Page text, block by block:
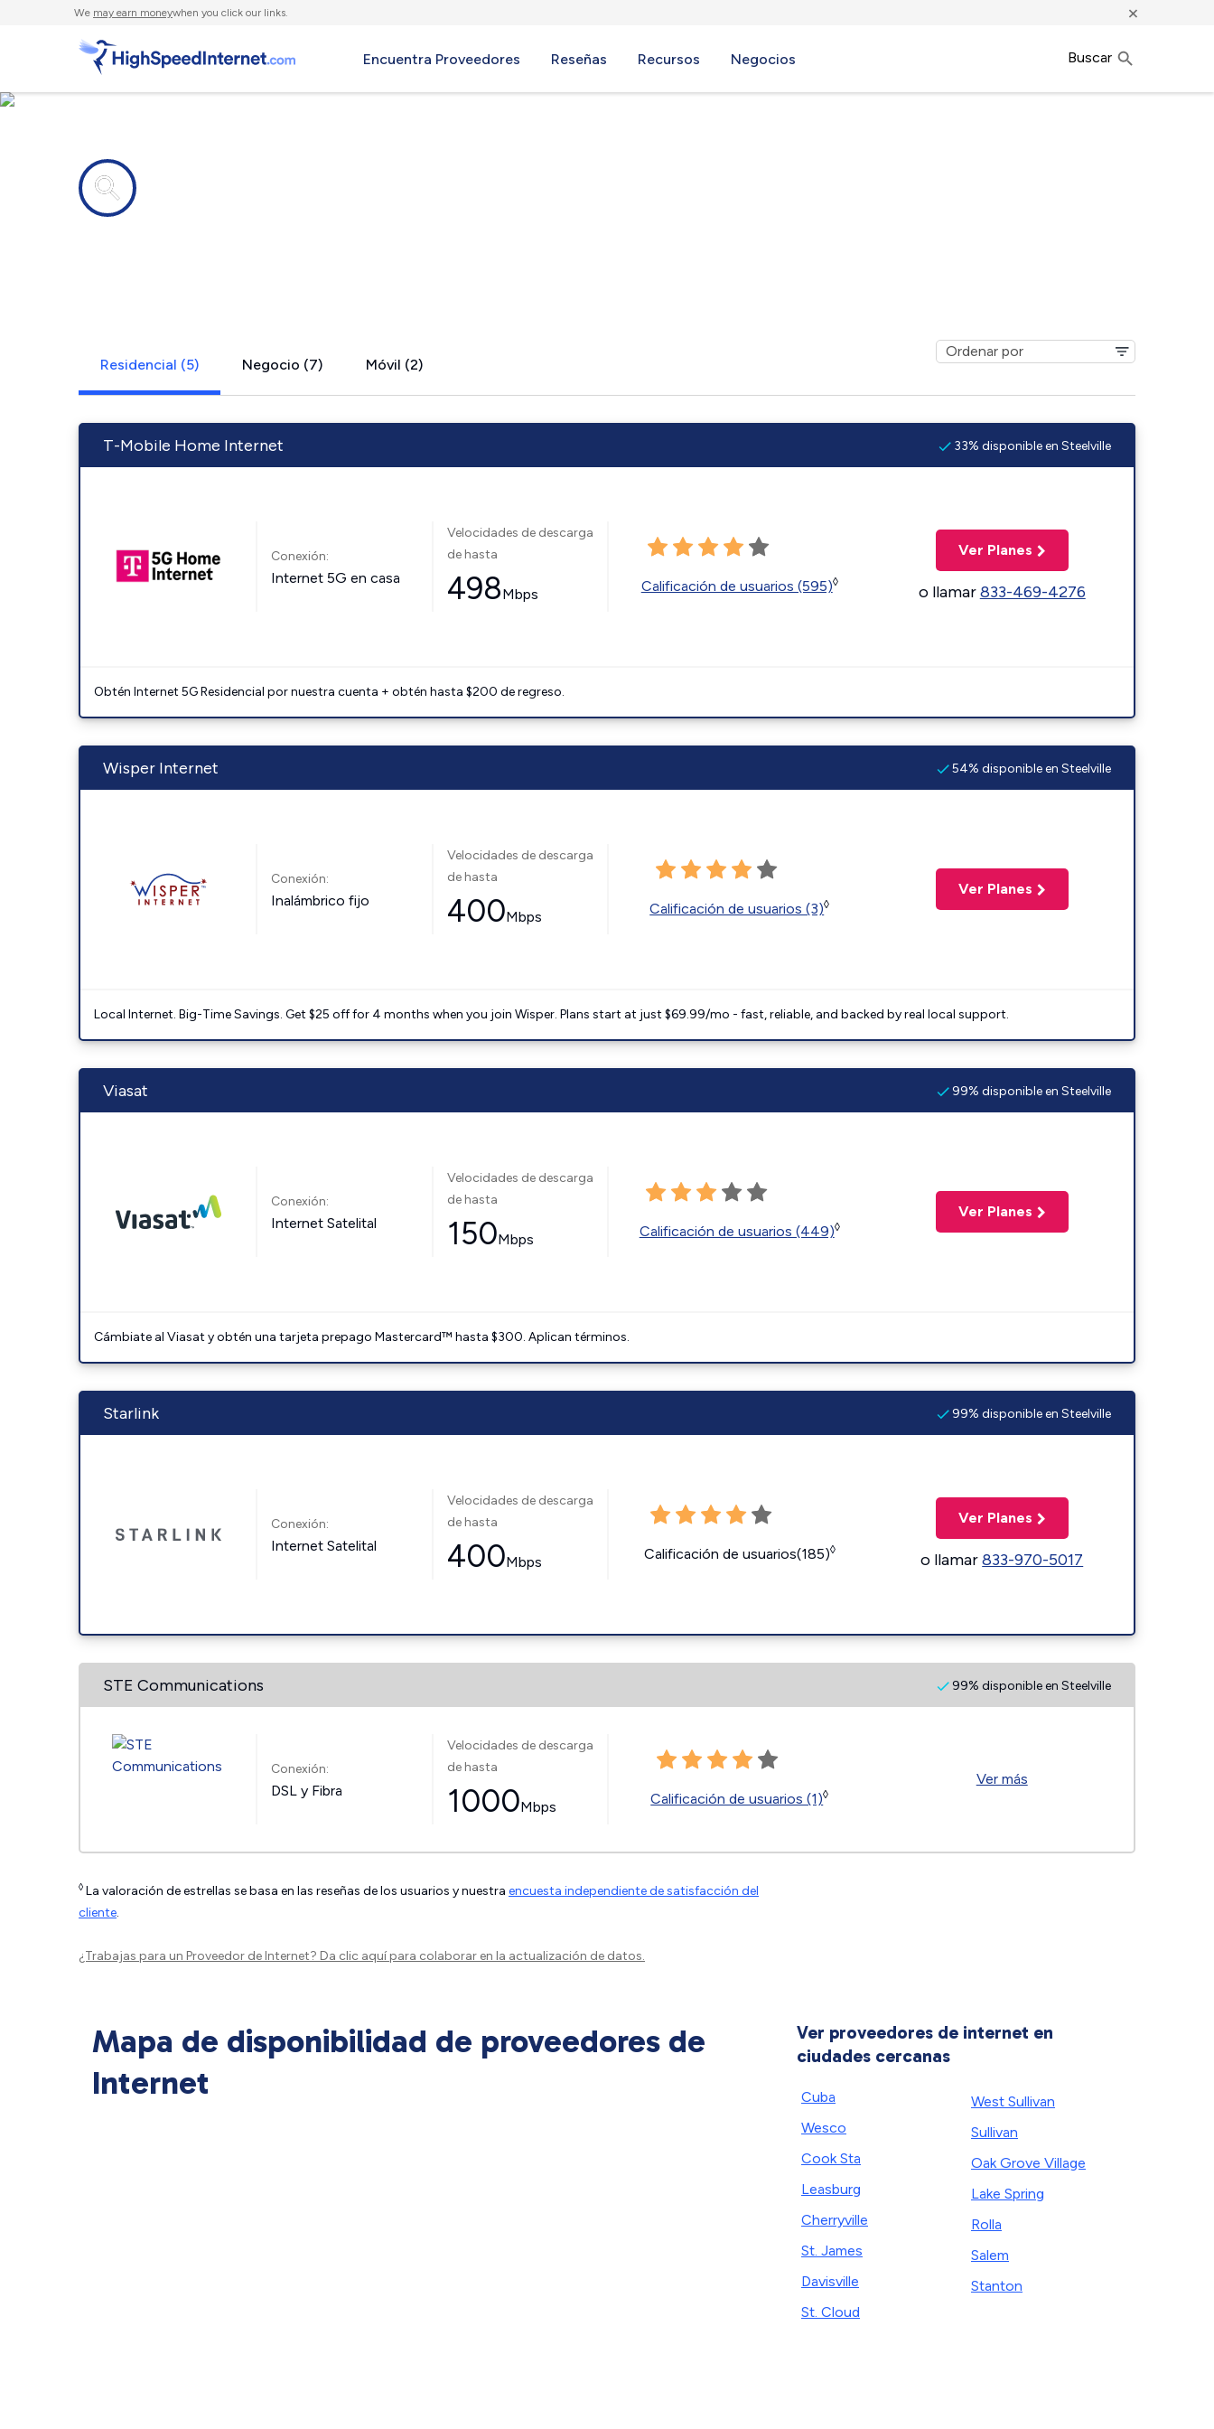
We may earn moneywhen you click our links. ×
Encuentra Proveedores Reseñas Recursos Negocios Buscar
Residencial (5) Negocio (7) Móvil (2)
T-Mobile Home Internet 33% disponible en Steelville
Conexión:
Internet 5G en casa
Velocidades de descarga
de hasta
498Mbps Calificación de usuarios (595)◊
Ver Planes
o llamar833-469-4276
Obtén Internet 5G Residencial por nuestra cuenta + obtén hasta $200 de regreso.
Wisper Internet 54% disponible en Steelville
Conexión:
Inalámbrico fijo
Velocidades de descarga
de hasta
400Mbps Calificación de usuarios (3)◊
Ver Planes
Local Internet. Big-Time Savings. Get $25 off for 4 months when you join Wisper. Plans start at just $69.99/mo - fast, reliable, and backed by real local support.
Viasat 99% disponible en Steelville
Conexión:
Internet Satelital
Velocidades de descarga
de hasta
150Mbps Calificación de usuarios (449)◊
Ver Planes
Cámbiate al Viasat y obtén una tarjeta prepago Mastercard™ hasta $300. Aplican términos.
Starlink 99% disponible en Steelville
Conexión:
Internet Satelital
Velocidades de descarga
de hasta
400Mbps Calificación de usuarios(185)◊
Ver Planes
o llamar833-970-5017
STE Communications 99% disponible en Steelville
Conexión:
DSL y Fibra
Velocidades de descarga
de hasta
1000Mbps Calificación de usuarios (1)◊
Ver más
◊ La valoración de estrellas se basa en las reseñas de los usuarios y nuestra encuesta independiente de satisfacción del
cliente.
¿Trabajas para un Proveedor de Internet? Da clic aquípara colaborar en la actualización de datos.
Mapa de disponibilidad de proveedores de
Internet
Ver proveedores de internet en
ciudades cercanas
Cuba
Wesco
Cook Sta
Leasburg
Cherryville
St. James
Davisville
St. Cloud
West Sullivan
Sullivan
Oak Grove Village
Lake Spring
Rolla
Salem
Stanton